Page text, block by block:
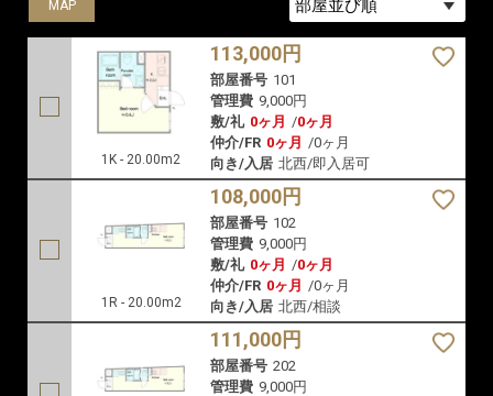
MAP
1K - 20.00m2
113,000円
部屋番号 101
管理費 9,000円
敷/礼 0ヶ月 /0ヶ月
仲介/FR 0ヶ月 /0ヶ月
向き/入居 北西/即入居可
MAP
1R - 20.00m2
108,000円
部屋番号 102
管理費 9,000円
敷/礼 0ヶ月 /0ヶ月
仲介/FR 0ヶ月 /0ヶ月
向き/入居 北西/相談
MAP
111,000円
部屋番号 202
管理費 9,000円